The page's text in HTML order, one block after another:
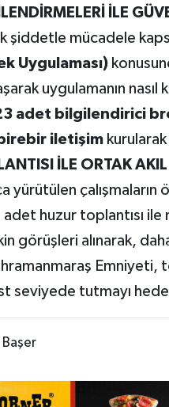
İLE
şiddetle mücadele
Uygulaması)
uygulamanın
adet bilgilendirici
iletişimkurularak
İLE ORTAK AKIL
yürütülen çalışmaların
adet huzur toplantısı
görüşleri alınarak,
Emniyeti,
seviyede tutmayı